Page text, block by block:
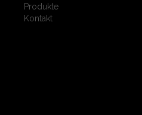
Produkte
Kontakt